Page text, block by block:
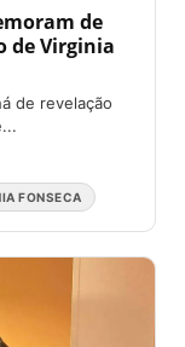
de
de Virginia
de revelação
FONSECA